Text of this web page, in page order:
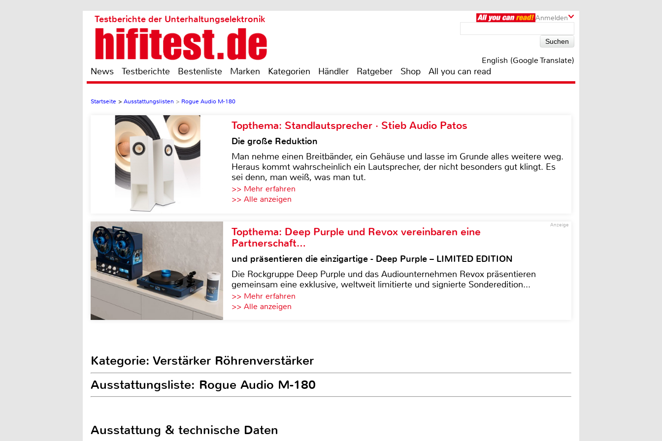
Anmelden
Testberichte der Unterhaltungselektronik
English (Google Translate)
News Testberichte Bestenliste Marken Kategorien Händler Ratgeber Shop All you can read
Startseite > Ausstattungslisten > Rogue Audio M-180
Topthema: Standlautsprecher · Stieb Audio Patos
Die große Reduktion
Man nehme einen Breitbänder, ein Gehäuse und lasse im Grunde alles weitere weg.
Heraus kommt wahrscheinlich ein Lautsprecher, der nicht besonders gut klingt. Es
sei denn, man weiß, was man tut.
>> Mehr erfahren
>> Alle anzeigen
Anzeige
Topthema: Deep Purple und Revox vereinbaren eine
Partnerschaft…
und präsentieren die einzigartige - Deep Purple – LIMITED EDITION
Die Rockgruppe Deep Purple und das Audiounternehmen Revox präsentieren
gemeinsam eine exklusive, weltweit limitierte und signierte Sonderedition...
>> Mehr erfahren
>> Alle anzeigen
Kategorie: Verstärker Röhrenverstärker
Ausstattungsliste: Rogue Audio M-180
Ausstattung & technische Daten